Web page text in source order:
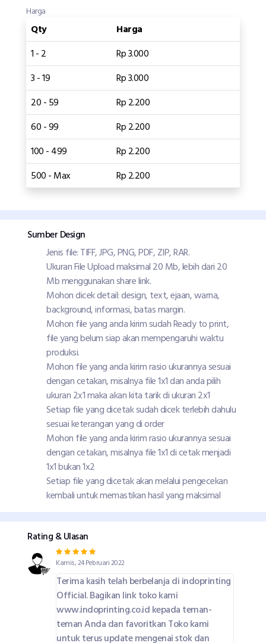
Harga
Qty
Harga
1 - 2
Rp 3.000
3 - 19
Rp 3.000
20 - 59
Rp 2.200
60 - 99
Rp 2.200
100 - 499
Rp 2.200
500 - Max
Rp 2.200
Sumber Design
Jenis file: TIFF, JPG, PNG, PDF, ZIP, RAR.
Ukuran File Upload maksimal 20 Mb, lebih dari 20
Mb menggunakan share link.
Mohon dicek detail: design, text, ejaan, warna,
background, informasi, batas margin.
Mohon file yang anda kirim sudah Ready to print,
file yang belum siap akan mempengaruhi waktu
produksi.
Mohon file yang anda kirim rasio ukurannya sesuai
dengan cetakan, misalnya file 1x1 dan anda pilih
ukuran 2x1 maka akan kita tarik di ukuran 2x1
Setiap file yang dicetak sudah dicek terlebih dahulu
sesuai keterangan yang di order
Mohon file yang anda kirim rasio ukurannya sesuai
dengan cetakan, misalnya file 1x1 di cetak menjadi
1x1 bukan 1x2
Setiap file yang dicetak akan melalui pengecekan
kembali untuk memastikan hasil yang maksimal
Rating & Ulasan
Kamis, 24 Pebruari 2022
Terima kasih telah berbelanja di indoprinting
Official. Bagikan link toko kami
www.indoprinting.co.id kepada teman-
teman Anda dan favoritkan Toko kami
untuk terus update mengenai stok dan